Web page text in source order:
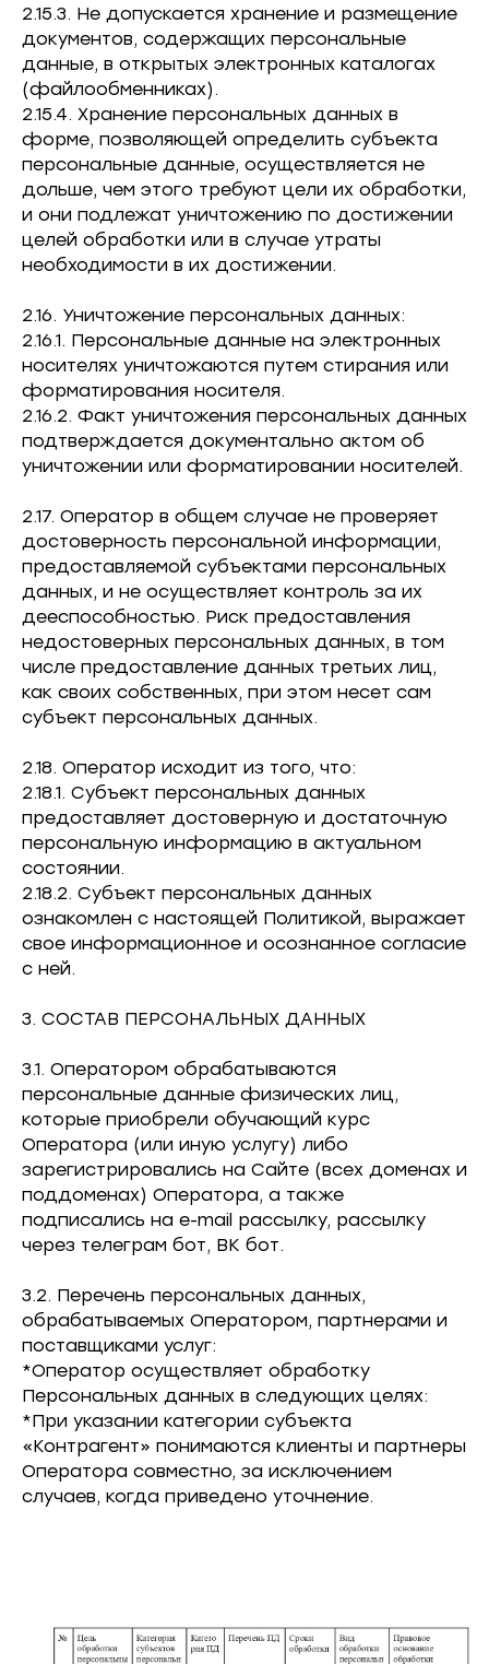
2.15.3. Не допускается хранение и размещение
документов, содержащих персональные
данные, в открытых электронных каталогах
(файлообменниках).
2.15.4. Хранение персональных данных в
форме, позволяющей определить субъекта
персональные данные, осуществляется не
дольше, чем этого требуют цели их обработки,
и они подлежат уничтожению по достижении
целей обработки или в случае утраты
необходимости в их достижении.
2.16. Уничтожение персональных данных:
2.16.1. Персональные данные на электронных
носителях уничтожаются путем стирания или
форматирования носителя.
2.16.2. Факт уничтожения персональных данных
подтверждается документально актом об
уничтожении или форматировании носителей.
2.17. Оператор в общем случае не проверяет
достоверность персональной информации,
предоставляемой субъектами персональных
данных, и не осуществляет контроль за их
дееспособностью. Риск предоставления
недостоверных персональных данных, в том
числе предоставление данных третьих лиц,
как своих собственных, при этом несет сам
субъект персональных данных.
2.18. Оператор исходит из того, что:
2.18.1. Субъект персональных данных
предоставляет достоверную и достаточную
персональную информацию в актуальном
состоянии.
2.18.2. Субъект персональных данных
ознакомлен с настоящей Политикой, выражает
свое информационное и осознанное согласие
с ней.
3. СОСТАВ ПЕРСОНАЛЬНЫХ ДАННЫХ
3.1. Оператором обрабатываются
персональные данные физических лиц,
которые приобрели обучающий курс
Оператора (или иную услугу) либо
зарегистрировались на Сайте (всех доменах и
поддоменах) Оператора, а также
подписались на e-mail рассылку, рассылку
через телеграм бот, ВК бот.
3.2. Перечень персональных данных,
обрабатываемых Оператором, партнерами и
поставщиками услуг:
*Оператор осуществляет обработку
Персональных данных в следующих целях:
*При указании категории субъекта
«Контрагент» понимаются клиенты и партнеры
Оператора совместно, за исключением
случаев, когда приведено уточнение.